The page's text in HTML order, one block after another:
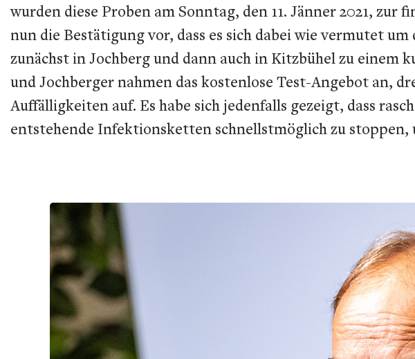
wurden diese Proben am Sonntag, den 11. Jänner 2021,
nun die Bestätigung vor, dass es sich dabei wie vermutet
zunächst in Jochberg und dann auch in Kitzbühel zu
und Jochberger nahmen das kostenlose Test-Angebot an,
Auffälligkeiten auf. Es habe sich jedenfalls gezeigt, dass
entstehende Infektionsketten schnellstmöglich zu